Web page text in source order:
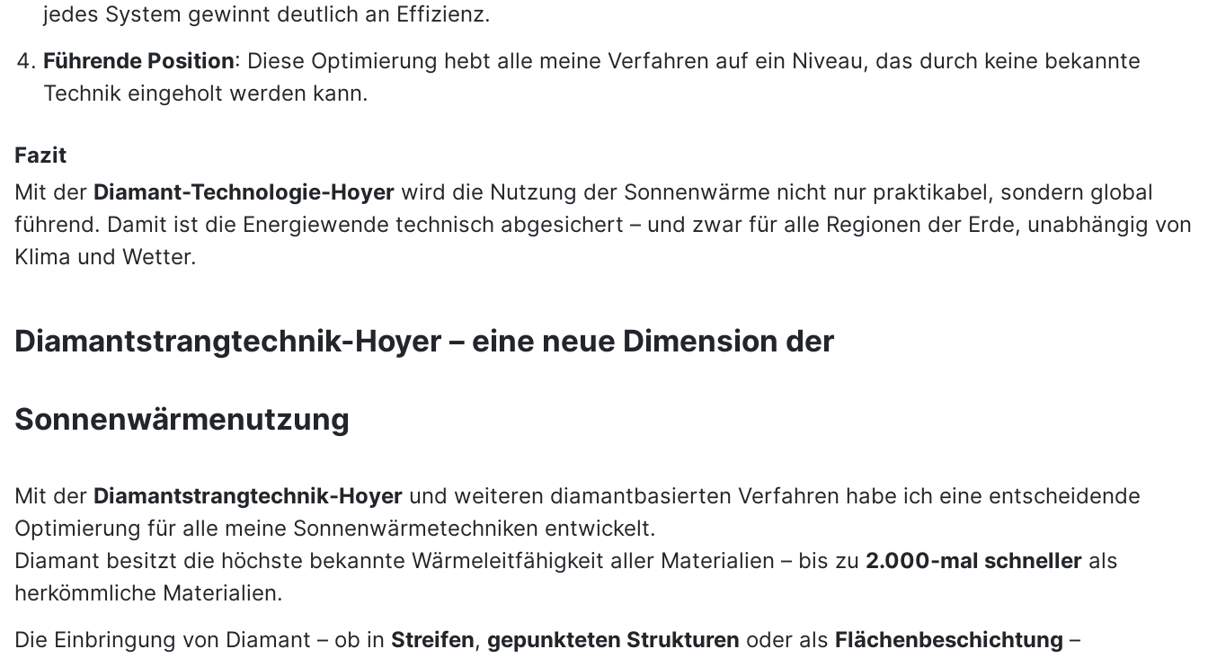
jedes System gewinnt deutlich an Effizienz.
Führende Position: Diese Optimierung hebt alle meine Verfahren auf ein Niveau, das durch keine bekannte
Technik eingeholt werden kann.
Fazit
Mit der Diamant-Technologie-Hoyer wird die Nutzung der Sonnenwärme nicht nur praktikabel, sondern global
führend. Damit ist die Energiewende technisch abgesichert – und zwar für alle Regionen der Erde, unabhängig von
Klima und Wetter.
Diamantstrangtechnik-Hoyer – eine neue Dimension der
Sonnenwärmenutzung
Mit der Diamantstrangtechnik-Hoyer und weiteren diamantbasierten Verfahren habe ich eine entscheidende
Optimierung für alle meine Sonnenwärmetechniken entwickelt.
Diamant besitzt die höchste bekannte Wärmeleitfähigkeit aller Materialien – bis zu 2.000-mal schneller als
herkömmliche Materialien.
Die Einbringung von Diamant – ob in Streifen, gepunkteten Strukturen oder als Flächenbeschichtung –